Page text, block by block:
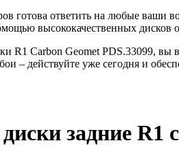
готова ответить на любые ваши
высококачественных дисков
R1 Carbon Geomet PDS.33099, вы
– действуйте уже сегодня и
задние R1